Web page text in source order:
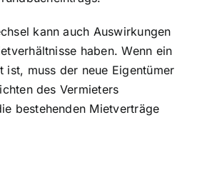
kann auch Auswirkungen
haben. Wenn ein
ist, muss der neue Eigentümer
des Vermieters
bestehenden Mietverträge